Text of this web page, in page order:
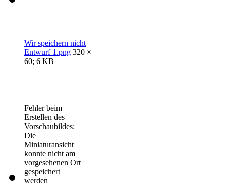
Wir speichern nicht
Entwurf 1.png 320 ×
60; 6 KB
Fehler beim
Erstellen des
Vorschaubildes:
Die
Miniaturansicht
konnte nicht am
vorgesehenen Ort
gespeichert
werden